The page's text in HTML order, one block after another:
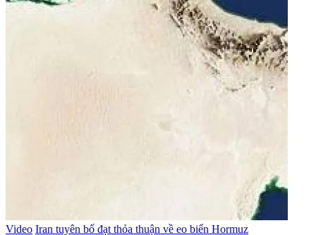
Video Iran tuyên bố đạt thỏa thuận về eo biển Hormuz